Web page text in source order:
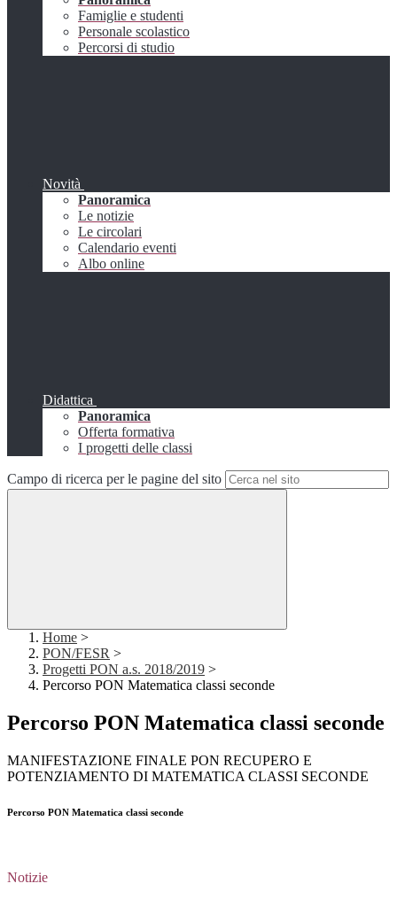
Famiglie e studenti
Personale scolastico
Percorsi di studio
Novità
Panoramica
Le notizie
Le circolari
Calendario eventi
Albo online
Didattica
Panoramica
Offerta formativa
I progetti delle classi
Campo di ricerca per le pagine del sito
Home >
PON/FESR >
Progetti PON a.s. 2018/2019 >
Percorso PON Matematica classi seconde
Percorso PON Matematica classi seconde
MANIFESTAZIONE FINALE PON RECUPERO E
POTENZIAMENTO DI MATEMATICA CLASSI SECONDE
Percorso PON Matematica classi seconde
Notizie